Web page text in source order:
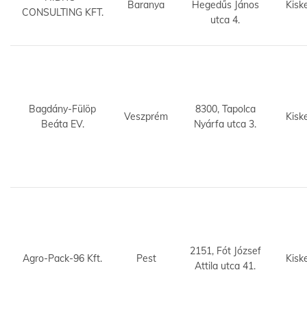
CONSULTING KFT.
Baranya
Hegedűs János
utca 4.
Bagdány-Fülöp
Beáta EV.
Veszprém
8300, Tapolca
Nyárfa utca 3.
Agro-Pack-96 Kft. Pest
2151, Fót József
Attila utca 41.